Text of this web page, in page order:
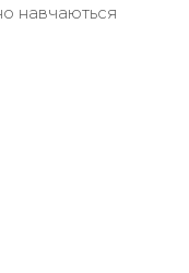
навчаються